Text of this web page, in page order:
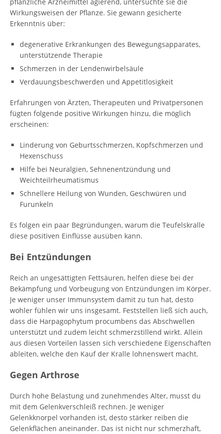
Wirkungsweisen der Pflanze. Sie gewann gesicherte
Erkenntnis über:
degenerative Erkrankungen des Bewegungsapparates,
unterstützende Therapie
Schmerzen in der Lendenwirbelsäule
Verdauungsbeschwerden und Appetitlosigkeit
Erfahrungen von Ärzten, Therapeuten und Privatpersonen
fügten folgende positive Wirkungen hinzu, die möglich
erscheinen:
Linderung von Geburtsschmerzen, Kopfschmerzen und
Hexenschuss
Hilfe bei Neuralgien, Sehnenentzündung und
Weichteilrheumatismus
Schnellere Heilung von Wunden, Geschwüren und
Furunkeln
Es folgen ein paar Begründungen, warum die Teufelskralle
diese positiven Einflüsse ausüben kann.
Bei Entzündungen
Reich an ungesättigten Fettsäuren, helfen diese bei der
Bekämpfung und Vorbeugung von Entzündungen im Körper.
Je weniger unser Immunsystem damit zu tun hat, desto
wohler fühlen wir uns insgesamt. Feststellen ließ sich auch,
dass die Harpagophytum procumbens das Abschwellen
unterstützt und zudem leicht schmerzstillend wirkt. Allein
aus diesen Vorteilen lassen sich verschiedene Eigenschaften
ableiten, welche den Kauf der Kralle lohnenswert macht.
Gegen Arthrose
Durch hohe Belastung und zunehmendes Alter, musst du
mit dem Gelenkverschleiß rechnen. Je weniger
Gelenkknorpel vorhanden ist, desto stärker reiben die
Gelenkflächen aneinander. Das ist nicht nur schmerzhaft,